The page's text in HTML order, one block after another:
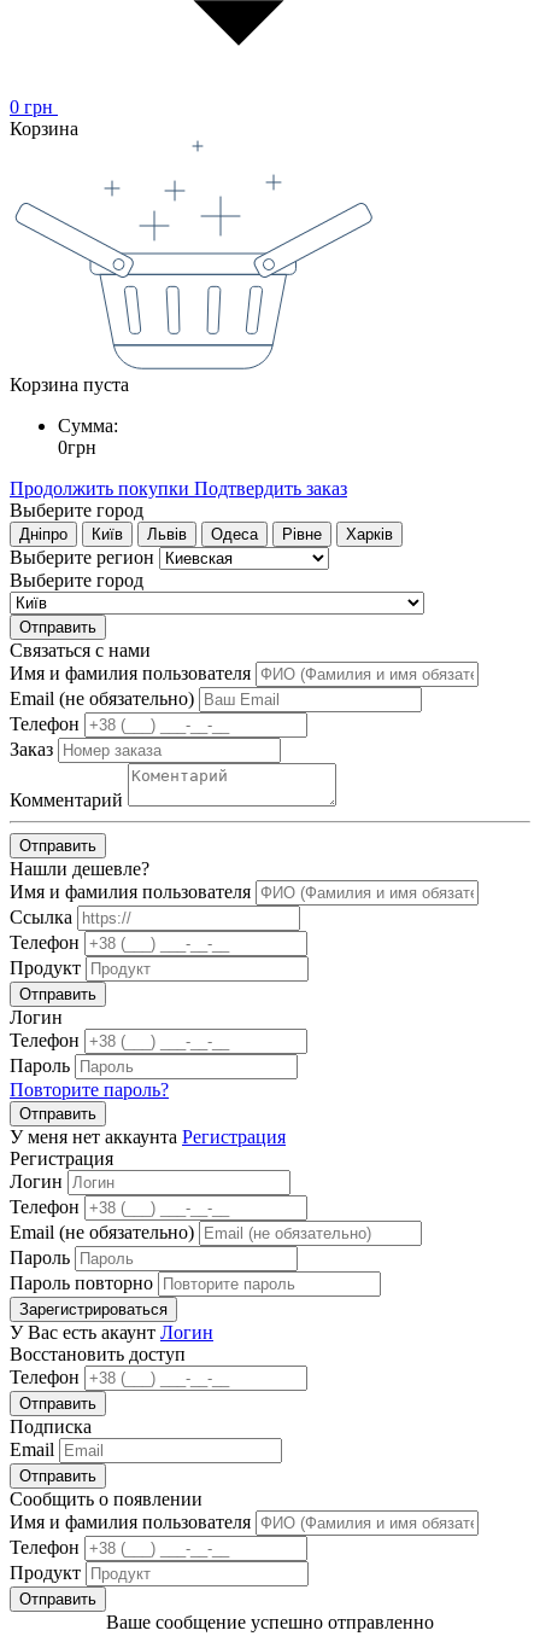
0 грн
Корзина
Корзина пуста
Сумма:
0грн
Продолжить покупки Подтвердить заказ
Выберите город
Дніпро Київ Львів Одеса Рівне Харків
Выберите регион
Выберите город
Отправить
Связаться с нами
Имя и фамилия пользователя
Email (не обязательно)
Телефон
Заказ
Комментарий
Отправить
Нашли дешевле?
Имя и фамилия пользователя
Ссылка
Телефон
Продукт
Отправить
Логин
Телефон
Пароль
Повторите пароль?
Отправить
У меня нет аккаунта Регистрация
Регистрация
Логин
Телефон
Email (не обязательно)
Пароль
Пароль повторно
Зарегистрироваться
У Вас есть акаунт Логин
Восстановить доступ
Телефон
Отправить
Подписка
Email
Отправить
Сообщить о появлении
Имя и фамилия пользователя
Телефон
Продукт
Отправить
Ваше сообщение успешно отправленно